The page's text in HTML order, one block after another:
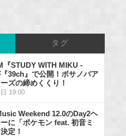
タグ
『STUDY WITH MIKU -
39ch』で公開！ボサノバア
ズの締めくくり！
19:00
Weekend 12.0のDay2ヘ
に「ポケモン feat. 初音ミ
定！